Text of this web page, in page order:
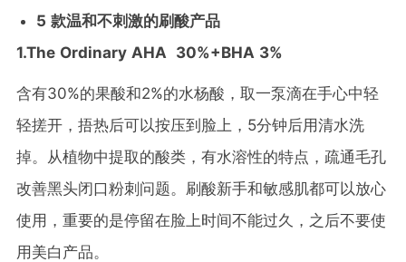
5 款温和不刺激的刷酸产品
1.The Ordinary AHA 30%+BHA 3%
含有30%的果酸和2%的水杨酸，取一泵滴在手心中轻
轻搓开，捂热后可以按压到脸上，5分钟后用清水洗
掉。从植物中提取的酸类，有水溶性的特点，疏通毛孔
改善黑头闭口粉刺问题。刷酸新手和敏感肌都可以放心
使用，重要的是停留在脸上时间不能过久，之后不要使
用美白产品。